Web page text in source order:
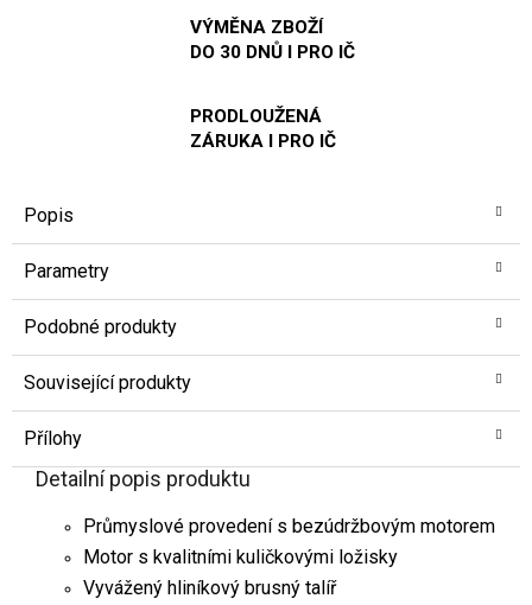
VÝMĚNA ZBOŽÍ
DO 30 DNŮ I PRO IČ
PRODLOUŽENÁ
ZÁRUKA I PRO IČ
Popis
Parametry
Podobné produkty
Související produkty
Přílohy
Detailní popis produktu
Průmyslové provedení s bezúdržbovým motorem
Motor s kvalitními kuličkovými ložisky
Vyvážený hliníkový brusný talíř